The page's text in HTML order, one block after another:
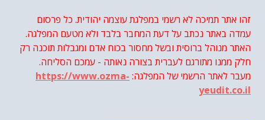
לימור סון הר-מלך על חוק...-- 19/04/2026
מיכאל בן ארי על פרשת הת...
מיכאל בן ארי על פרשת הת... -- 10/04/2026
השר בן גביר במקום נפילת הטיל.... -- 06/04/2026
חוק עונש מוות למחבלים...-- 29/03/2026
מיכאל בן ארי על פרשת השבוע ת... -- 27/03/2026
מיכאל בן ארי על פרשת השבוע ת...-- 20/03/2026
זהו אתר תמיכה לא רשמי במפלגת עוצמה יהודית. כל פרסום
עמדה באתר נכתב על דעת המחבר בלבד ולא מטעם המפלגה.
האתר מנוהל ברוסית ובשל מחסור בכוח אדם ומגבלות תוכנה רק
חלק ממנו מתורגם לעברית בצורה נאותה - עמכם הסליחה.
מעבר לאתר הרשמי של המפלגה: https://www.ozma-
yeudit.co.il